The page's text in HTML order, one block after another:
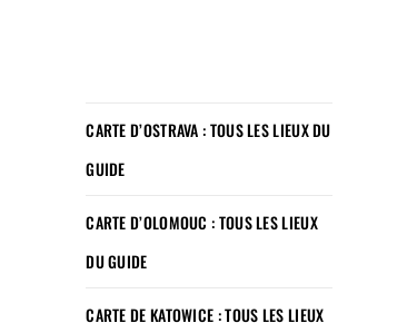
CARTE D’OSTRAVA : TOUS LES LIEUX DU
GUIDE
CARTE D’OLOMOUC : TOUS LES LIEUX
DU GUIDE
CARTE DE KATOWICE : TOUS LES LIEUX